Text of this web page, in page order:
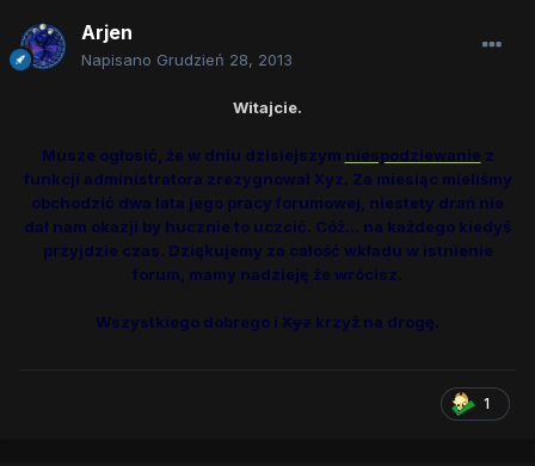
Arjen
Napisano Grudzień 28, 2013
Witajcie.
Musze ogłosić, że w dniu dzisiejszym niespodziewanie z
funkcji administratora zrezygnował Xyz. Za miesiąc mieliśmy
obchodzić dwa lata jego pracy forumowej, niestety drań nie
dał nam okazji by hucznie to uczcić. Cóż... na każdego kiedyś
przyjdzie czas. Dziękujemy za całość wkładu w istnienie
forum, mamy nadzieję że wrócisz.
Wszystkiego dobrego i Xyz krzyż na drogę.
1